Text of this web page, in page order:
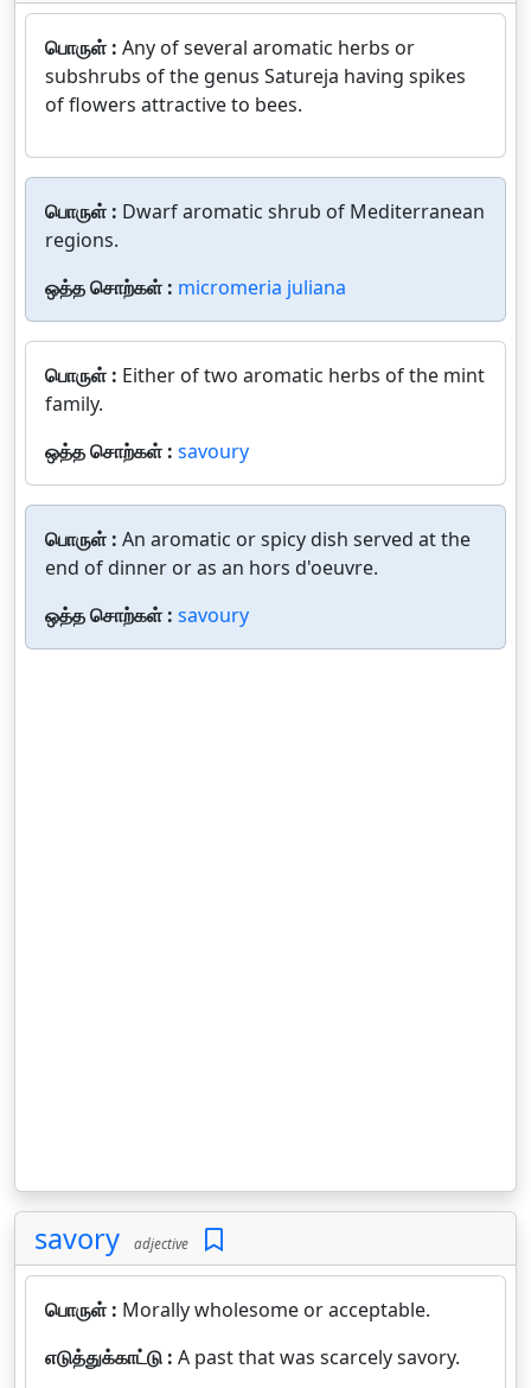
பொருள் : Any of several aromatic herbs or
subshrubs of the genus Satureja having spikes
of flowers attractive to bees.
பொருள் : Dwarf aromatic shrub of Mediterranean
regions.
ஒத்த சொற்கள் : micromeria juliana
பொருள் : Either of two aromatic herbs of the mint
family.
ஒத்த சொற்கள் : savoury
பொருள் : An aromatic or spicy dish served at the
end of dinner or as an hors d'oeuvre.
ஒத்த சொற்கள் : savoury
savory adjective
பொருள் : Morally wholesome or acceptable.
எடுத்துக்காட்டு : A past that was scarcely savory.